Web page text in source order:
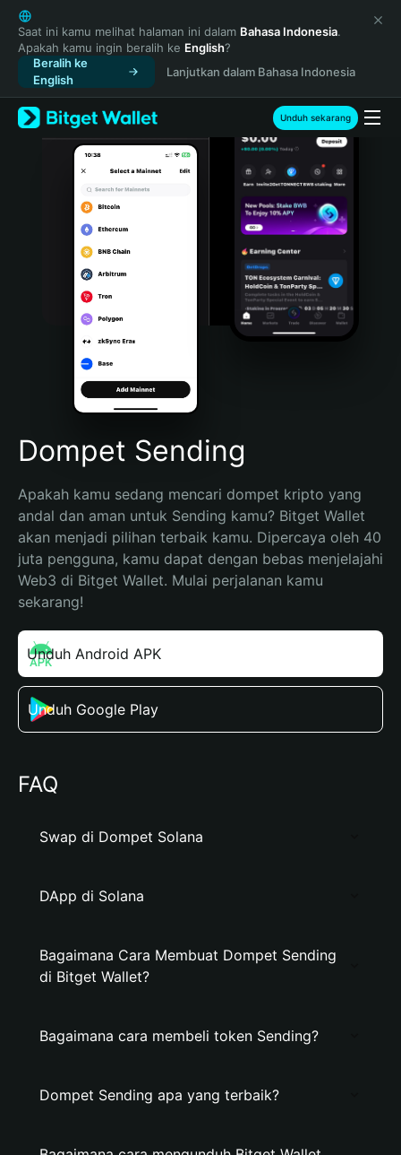
English
日本語
Tiếng Việt
Русский
Español (Latinoamérica)
Türkçe
Italiano
Português (Portugal)
Bahasa Indonesia
Português (Brasil)
Español (Argentina)
Saat ini kamu melihat halaman ini dalam Bahasa Indonesia.
Apakah kamu ingin beralih ke English?
Beralih ke
English
Lanjutkan dalam Bahasa Indonesia
Unduh sekarang
Dompet Sending
Apakah kamu sedang mencari dompet kripto yang
andal dan aman untuk Sending kamu? Bitget Wallet
akan menjadi pilihan terbaik kamu. Dipercaya oleh 40
juta pengguna, kamu dapat dengan bebas menjelajahi
Web3 di Bitget Wallet. Mulai perjalanan kamu
sekarang!
Unduh Android APK
Unduh Google Play
FAQ
Swap di Dompet Solana
DApp di Solana
Bagaimana Cara Membuat Dompet Sending
di Bitget Wallet?
Bagaimana cara membeli token Sending?
Dompet Sending apa yang terbaik?